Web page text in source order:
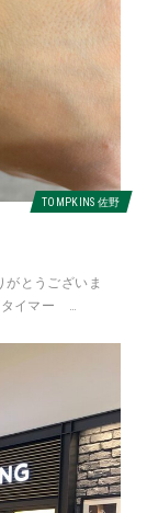
TOMPKINS 佐野
がとうございま
タイマー